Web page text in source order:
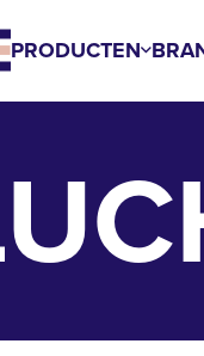
PRODUCTEN